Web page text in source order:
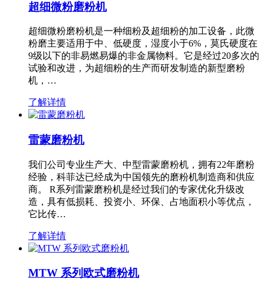
超细微粉磨粉机
超细微粉磨粉机是一种细粉及超细粉的加工设备，此微
粉磨主要适用于中、低硬度，湿度小于6%，莫氏硬度在
9级以下的非易燃易爆的非金属物料。它是经过20多次的
试验和改进，为超细粉的生产而研发制造的新型磨粉
机，…
了解详情
雷蒙磨粉机
我们公司专业生产大、中型雷蒙磨粉机，拥有22年磨粉
经验，科菲达已经成为中国领先的磨粉机制造商和供应
商。 R系列雷蒙磨粉机是经过我们的专家优化升级改
造，具有低损耗、投资小、环保、占地面积小等优点，
它比传…
了解详情
MTW 系列欧式磨粉机